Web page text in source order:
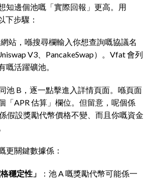
知邊個池嘅「實際回報」更高。用
下步驟：
站，喺搜尋欄輸入你想查詢嘅協議名
V3、PancakeSwap）。Vfat 會列
嘅活躍礦池。
池 B，逐一點擊進入詳情頁面。喺頁面
「APR 估算」欄位。但留意，呢個係
係假設獎勵代幣價格不變、而且你嘅資金
更關鍵數據係：
穩定性」
：池 A 嘅獎勵代幣可能係一